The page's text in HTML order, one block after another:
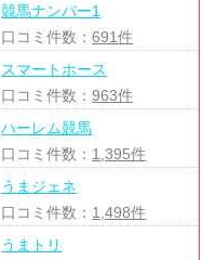
競馬ナンバー1
口コミ件数：691件
スマートホース
口コミ件数：963件
ハーレム競馬
口コミ件数： 1,395件
うまジェネ
口コミ件数： 1,498件
うまトリ